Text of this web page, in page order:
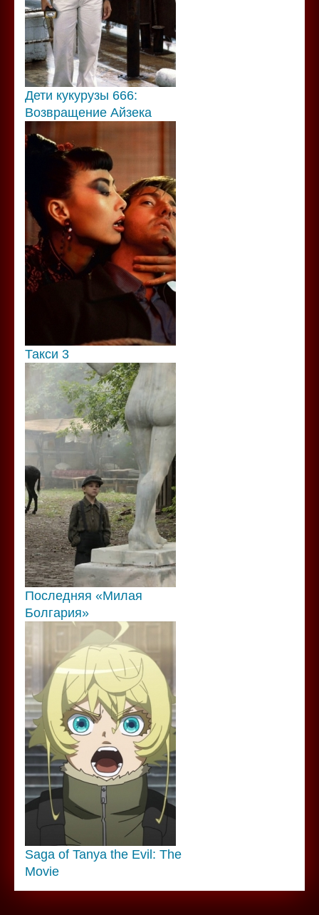
Дети кукурузы 666:
Возвращение Айзека
Такси 3
Последняя «Милая
Болгария»
Saga of Tanya the Evil: The
Movie